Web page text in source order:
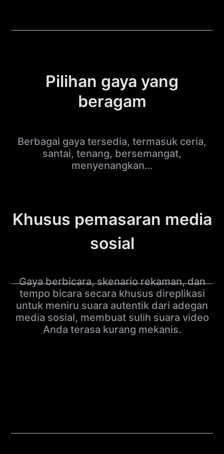
Pilihan gaya yang
beragam
Berbagai gaya tersedia, termasuk ceria,
santai, tenang, bersemangat,
menyenangkan…
Khusus pemasaran media
sosial
Gaya berbicara, skenario rekaman, dan
tempo bicara secara khusus direplikasi
untuk meniru suara autentik dari adegan
media sosial, membuat sulih suara video
Anda terasa kurang mekanis.